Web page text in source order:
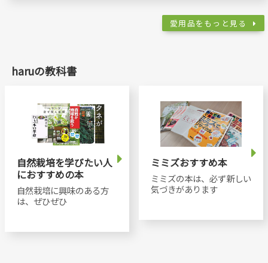
愛用品をもっと見る
haruの教科書
自然栽培を学びたい人
におすすめの本
自然栽培に興味のある方
は、ぜひぜひ
ミミズおすすめ本
ミミズの本は、必ず新しい
気づきがあります